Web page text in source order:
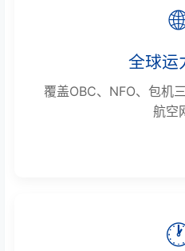
全球运
覆盖OBC、NFO、包机
航空